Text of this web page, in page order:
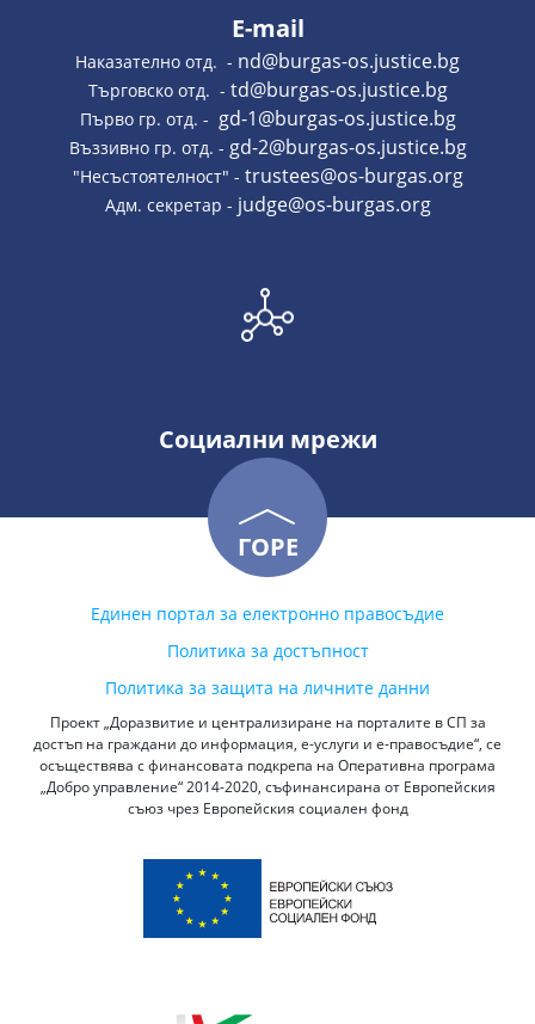
E-mail
Наказателно отд. - nd@burgas-os.justice.bg
Търговско отд. - td@burgas-os.justice.bg
Първо гр. отд. - gd-1@burgas-os.justice.bg
Въззивно гр. отд. - gd-2@burgas-os.justice.bg
"Несъстоятелност" - trustees@os-burgas.org
Адм. секретар - judge@os-burgas.org
Социални мрежи
ГОРЕ
Единен портал за електронно правосъдие
Политика за достъпност
Политика за защита на личните данни
Проект „Доразвитие и централизиране на порталите в СП за
достъп на граждани до информация, е-услуги и е-правосъдие“, се
осъществява с финансовата подкрепа на Оперативна програма
„Добро управление“ 2014-2020, съфинансирана от Европейския
съюз чрез Европейския социален фонд